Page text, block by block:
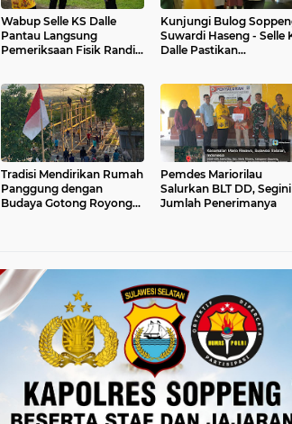
Wabup Selle KS Dalle
Pantau Langsung
Pemeriksaan Fisik Randis
Kunjungi Bulog
Suwardi Haseng - Selle
Dalle Pastikan
Tradisi Mendirikan Rumah
Panggung dengan
Budaya Gotong Royong
Pemdes Mariorilau
Salurkan BLT DD, Segini
Jumlah Penerimanya